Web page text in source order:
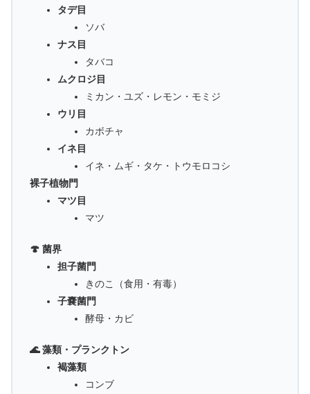
タデ目
ソバ
ナス目
タバコ
ムクロジ目
ミカン・ユズ・レモン・モミジ
ウリ目
カボチャ
イネ目
イネ・ムギ・タケ・トウモロコシ
裸子植物門
マツ目
マツ
🍄 菌界
担子菌門
きのこ（食用・有毒）
子嚢菌門
酵母・カビ
🌊 藻類・プランクトン
褐藻類
コンブ